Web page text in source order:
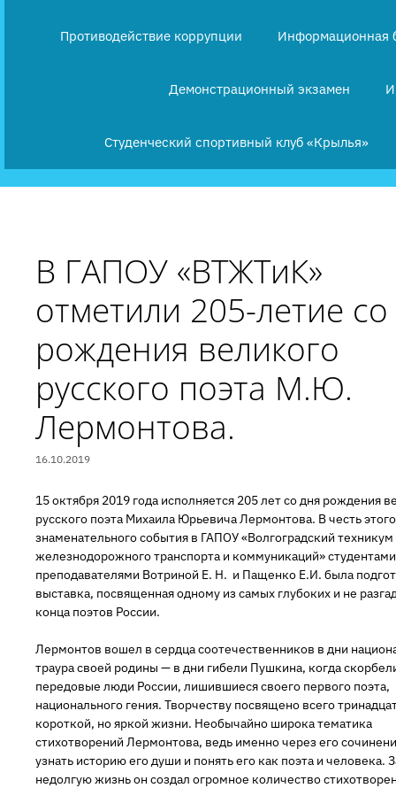
Противодействие коррупции Информационная
Демонстрационный экзамен
Студенческий спортивный клуб «Крылья»
В ГАПОУ «ВТЖТиК»
отметили 205-летие
рождения великого
русского поэта М.Ю.
Лермонтова.
16.10.2019
15 октября 2019 года исполняется 205 лет со дня рождения
русского поэта Михаила Юрьевича Лермонтова. В честь этого
знаменательного события в ГАПОУ «Волгоградский техникум
железнодорожного транспорта и коммуникаций»
преподавателями Вотриной Е. Н. и Пащенко Е.И. была
выставка, посвященная одному из самых глубоких и не
конца поэтов России.
Лермонтов вошел в сердца соотечественников в дни
траура своей родины — в дни гибели Пушкина, когда
передовые люди России, лишившиеся своего первого поэта,
национального гения. Творчеству посвящено всего
короткой, но яркой жизни. Необычайно широка тематика
стихотворений Лермонтова, ведь именно через его
узнать историю его души и понять его как поэта и человека.
недолгую жизнь он создал огромное количество